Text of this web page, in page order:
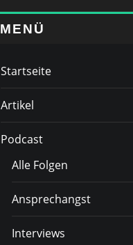
MENÜ
Startseite
Artikel
Podcast
Alle Folgen
Ansprechangst
Interviews